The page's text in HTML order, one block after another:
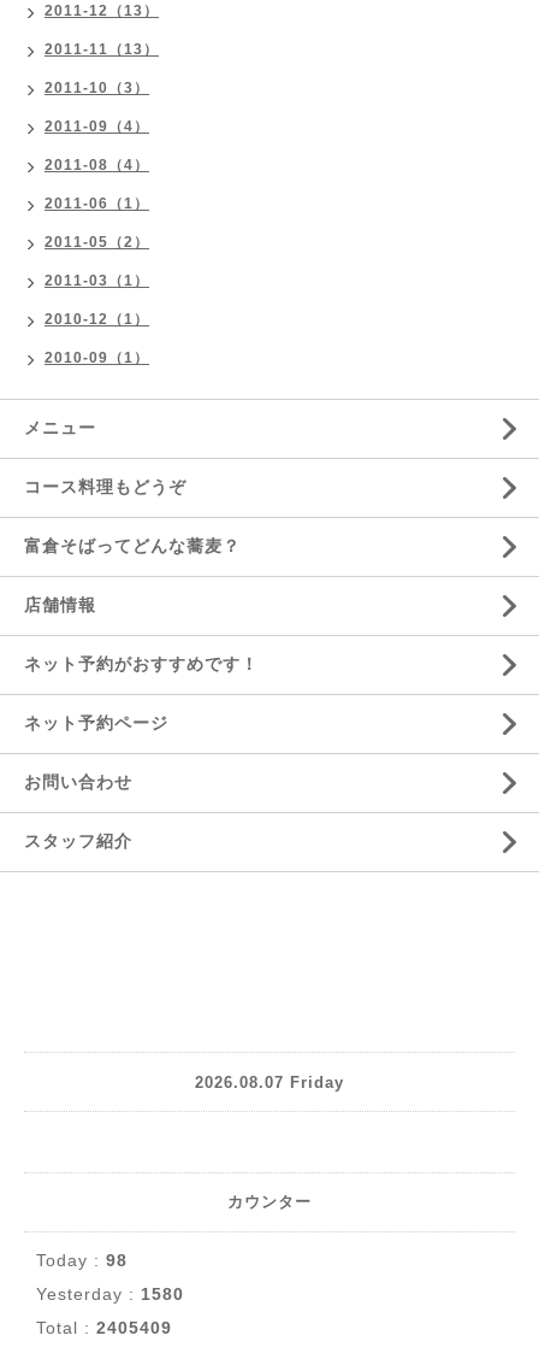
2011-12（13）
2011-11（13）
2011-10（3）
2011-09（4）
2011-08（4）
2011-06（1）
2011-05（2）
2011-03（1）
2010-12（1）
2010-09（1）
メニュー
コース料理もどうぞ
富倉そばってどんな蕎麦？
店舗情報
ネット予約がおすすめです！
ネット予約ページ
お問い合わせ
スタッフ紹介
2026.08.07 Friday
カウンター
Today : 98
Yesterday : 1580
Total : 2405409